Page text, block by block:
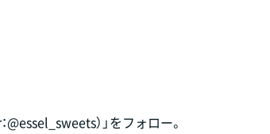
）」をフォロー。